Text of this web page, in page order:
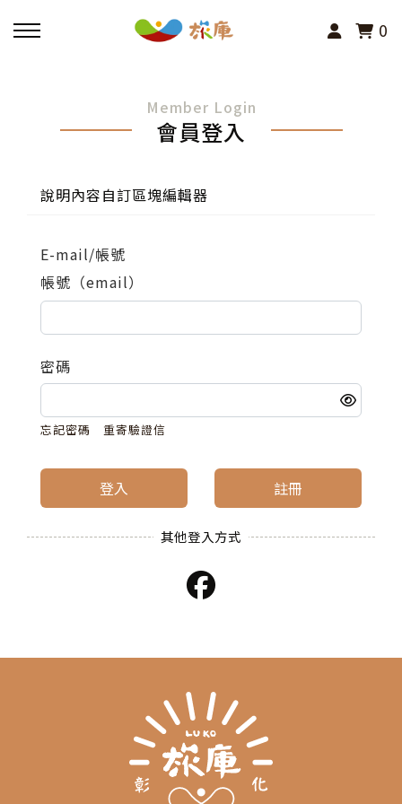
0
小旅行及主題導覽
講座、體驗與課程
其他活動
Member Login
會員登入
說明內容自訂區塊編輯器
E-mail/帳號
帳號（email）
密碼
忘記密碼 重寄驗證信
登入 註冊